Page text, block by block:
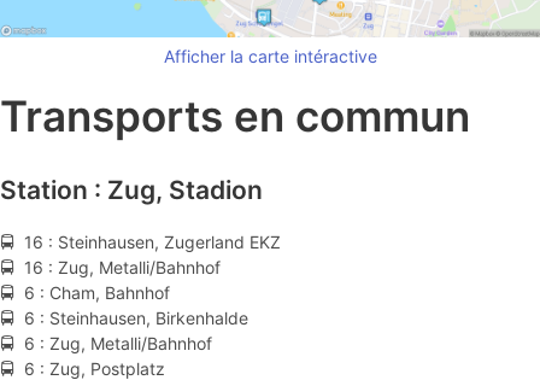
Afficher la carte intéractive
Transports en commun
Station : Zug, Stadion
🚍 16 : Steinhausen, Zugerland EKZ
🚍 16 : Zug, Metalli/Bahnhof
🚍 6 : Cham, Bahnhof
🚍 6 : Steinhausen, Birkenhalde
🚍 6 : Zug, Metalli/Bahnhof
🚍 6 : Zug, Postplatz